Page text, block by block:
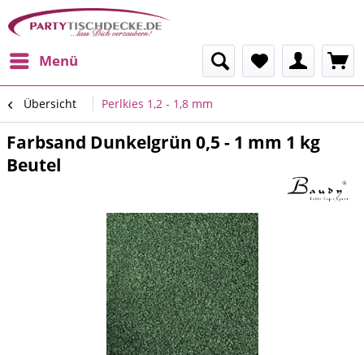
Menü
Übersicht Perlkies 1,2 - 1,8 mm
Farbsand Dunkelgrün 0,5 - 1 mm 1 kg
Beutel